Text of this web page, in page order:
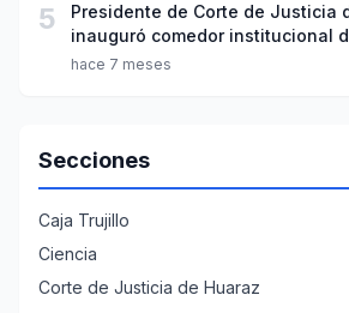
5
Presidente de Corte de Justicia
inauguró comedor institucional
sanción penal
hace 7 meses
Secciones
Caja Trujillo
Ciencia
Corte de Justicia de Huaraz